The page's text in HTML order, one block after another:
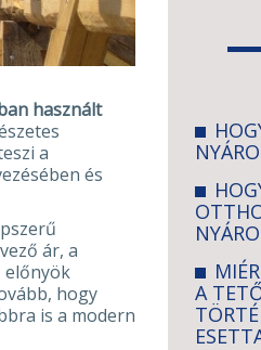
használt
a
és
ár, a
előnyök
hogy
is a modern
A